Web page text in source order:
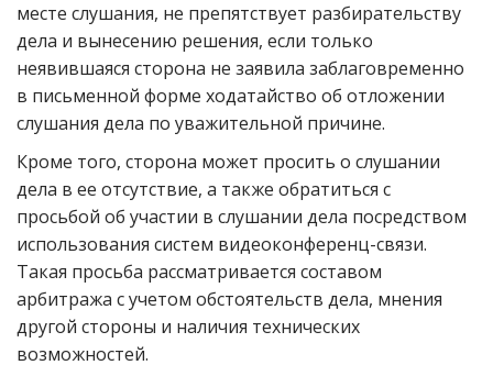
месте слушания, не препятствует разбирательству
дела и вынесению решения, если только
неявившаяся сторона не заявила заблаговременно
в письменной форме ходатайство об отложении
слушания дела по уважительной причине.
Кроме того, сторона может просить о слушании
дела в ее отсутствие, а также обратиться с
просьбой об участии в слушании дела посредством
использования систем видеоконференц-связи.
Такая просьба рассматривается составом
арбитража с учетом обстоятельств дела, мнения
другой стороны и наличия технических
возможностей.